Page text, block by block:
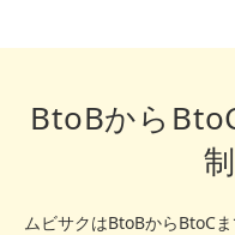
BtoBから
ムビサクはBtoBからBtoC